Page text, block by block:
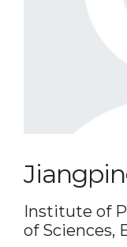
Institute of
of Sciences,